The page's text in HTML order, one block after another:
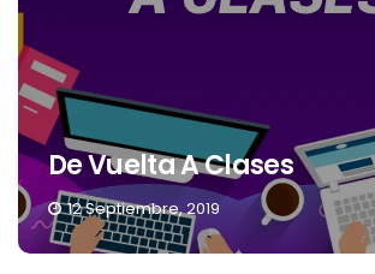
De Vuelta A Clases
12 Septiembre, 2019